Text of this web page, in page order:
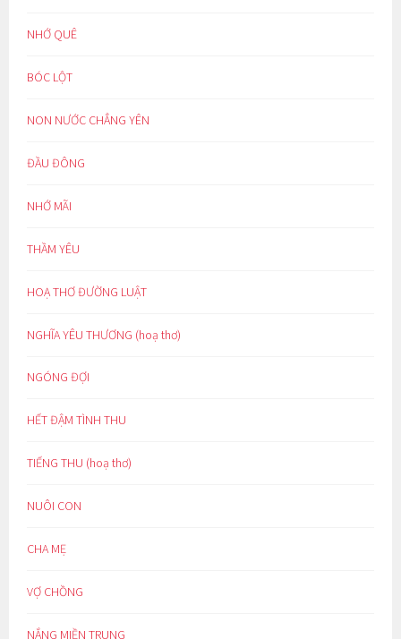
NHỚ QUÊ
BÓC LỘT
NON NƯỚC CHẲNG YÊN
ĐẦU ĐÔNG
NHỚ MÃI
THẦM YÊU
HOẠ THƠ ĐƯỜNG LUẬT
NGHĨA YÊU THƯƠNG (hoạ thơ)
NGÓNG ĐỢI
HẾT ĐẬM TÌNH THU
TIẾNG THU (hoạ thơ)
NUÔI CON
CHA MẸ
VỢ CHỒNG
NẮNG MIỀN TRUNG